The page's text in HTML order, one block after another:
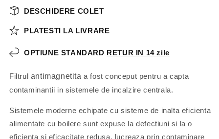
DESCHIDERE COLET
PLATESTI LA LIVRARE
OPTIUNE STANDARD RETUR IN 14 zile
Filtrul antimagnetita a fost conceput pentru a capta
contaminantii in sistemele de incalzire centrala.
Sistemele moderne echipate cu sisteme de inalta eficienta
alimentate cu boilere sunt expuse la defectiuni si la o
eficienta si eficacitate redusa, lucreaza prin contaminare